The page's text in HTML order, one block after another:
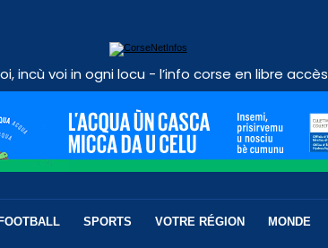
incù voi in ogni locu - l’info corse en libre accès
FOOTBALL SPORTS VOTRE RÉGION MONDE